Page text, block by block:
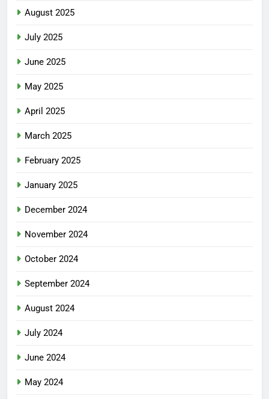
August 2025
July 2025
June 2025
May 2025
April 2025
March 2025
February 2025
January 2025
December 2024
November 2024
October 2024
September 2024
August 2024
July 2024
June 2024
May 2024